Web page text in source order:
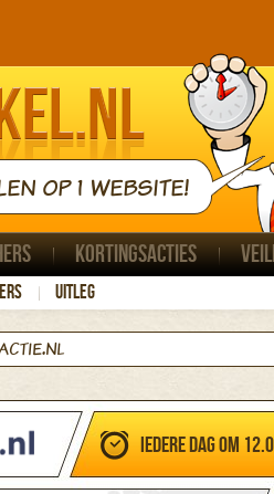
OP 1 WEBSITE!
Kortingsacties
Uitleg
Iedere dag om